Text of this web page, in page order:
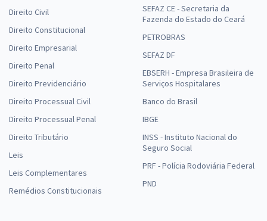
Direito Civil
Direito Constitucional
Direito Empresarial
Direito Penal
Direito Previdenciário
Direito Processual Civil
Direito Processual Penal
Direito Tributário
Leis
Leis Complementares
Remédios Constitucionais
SEFAZ CE - Secretaria da
Fazenda do Estado do Ceará
PETROBRAS
SEFAZ DF
EBSERH - Empresa Brasileira de
Serviços Hospitalares
Banco do Brasil
IBGE
INSS - Instituto Nacional do
Seguro Social
PRF - Polícia Rodoviária Federal
PND